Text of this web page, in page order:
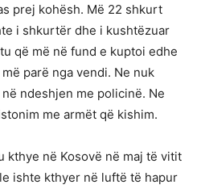
prej kohësh. Më 22 shkurt
i shkurtër dhe i kushtëzuar
që më në fund e kuptoi edhe
parë nga vendi. Ne nuk
ndeshjen me policinë. Ne
me armët që kishim.
kthye në Kosovë në maj të vitit
ishte kthyer në luftë të hapur